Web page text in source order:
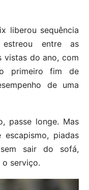
liberou sequência
entre as
vistas do ano, com
primeiro fim de
de uma
passe longe. Mas
escapismo, piadas
sair do sofá,
serviço.